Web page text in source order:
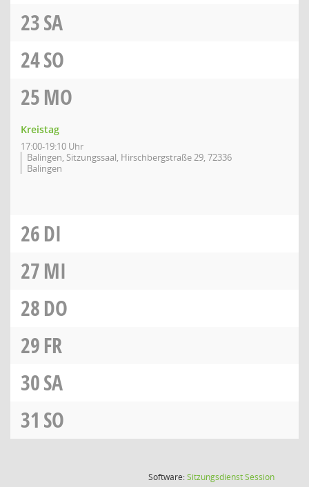
23SA
24SO
25MO
Kreistag
17:00-19:10 Uhr
Balingen, Sitzungssaal, Hirschbergstraße 29, 72336
Balingen
26DI
27MI
28DO
29FR
30SA
31 SO
Software:SitzungsdienstSession(Wird in